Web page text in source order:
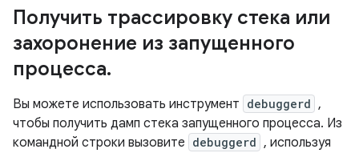
Получить трассировку стека или
захоронение из запущенного
процесса.
Вы можете использовать инструмент debuggerd ,
чтобы получить дамп стека запущенного процесса. Из
командной строки вызовите debuggerd , используя